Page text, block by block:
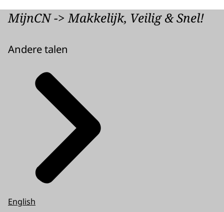
Download
mp3 28,7 MB
MijnCN -> Makkelijk, Veilig & Snel!
Andere talen
English